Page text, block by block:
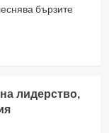
бързите
лидерство,